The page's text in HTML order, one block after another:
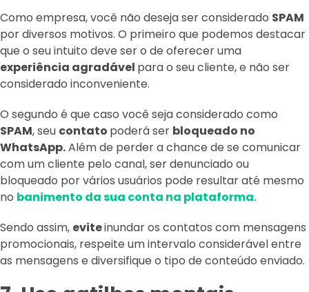
Como empresa, você não deseja ser considerado SPAM
por diversos motivos. O primeiro que podemos destacar
que o seu intuito deve ser o de oferecer uma
experiência agradável para o seu cliente, e não ser
considerado inconveniente.
O segundo é que caso você seja considerado como
SPAM, seu contato poderá ser bloqueado no
WhatsApp.Além de perder a chance de se comunicar
com um cliente pelo canal, ser denunciado ou
bloqueado por vários usuários pode resultar até mesmo
no banimento da sua conta na plataforma.
Sendo assim, eviteinundar os contatos com mensagens
promocionais, respeite um intervalo considerável entre
as mensagens e diversifique o tipo de conteúdo enviado.